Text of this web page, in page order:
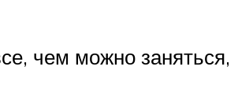
чем можно заняться,